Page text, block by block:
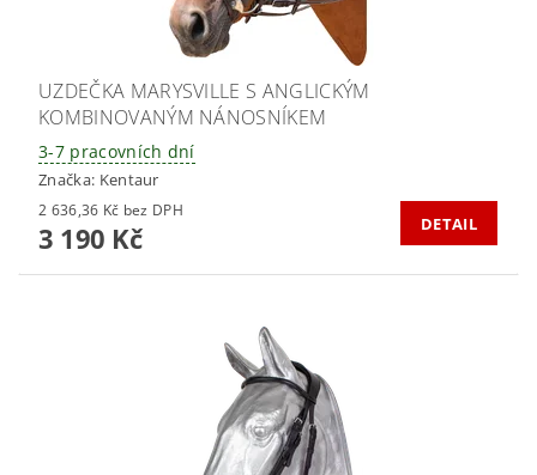
UZDEČKA MARYSVILLE S ANGLICKÝM
KOMBINOVANÝM NÁNOSNÍKEM
3-7 pracovních dní
Značka: Kentaur
2 636,36 Kč bez DPH
3 190 Kč DETAIL